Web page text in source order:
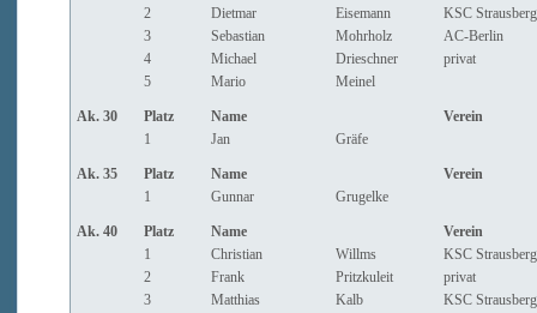
2
Dietmar Eisemann
KSC
3
Sebastian Mohrholz
AC-Berlin
4
Michael Drieschner
privat
5
Mario Meinel
Ak. 30 Platz Name
Verein
1
Jan Gräfe
Ak. 35 Platz Name
Verein
1
Gunnar Grugelke
Ak. 40 Platz Name
Verein
1
Christian Willms
KSC
2
Frank Pritzkuleit
privat
3
Matthias Kalb
KSC Strausberg